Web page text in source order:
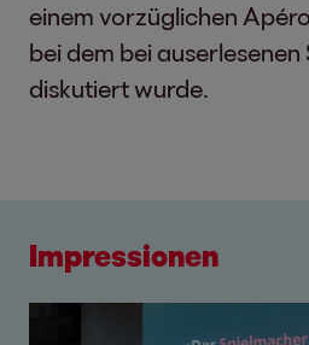
einem vorzüglichen
bei dem bei
diskutiert wurde.
Impressionen